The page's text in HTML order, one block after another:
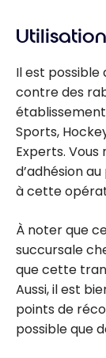
meilleure carte
Canadian Tire
Il est possible
contre des
Sports,
Experts. Vous
d’adhésion
à cette
À noter que
succursale
que cette
Aussi, il est
points de
possible que